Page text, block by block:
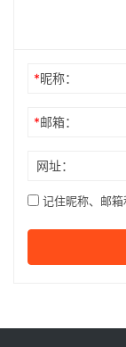
*昵称：
*邮箱：
网址：
记住昵称、邮